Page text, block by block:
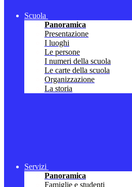
Scuola
Panoramica
Presentazione
I luoghi
Le persone
I numeri della scuola
Le carte della scuola
Organizzazione
La storia
Servizi
Panoramica
Famiglie e studenti